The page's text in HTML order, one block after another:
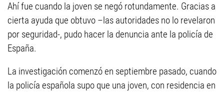
Ahí fue cuando la joven se negó rotundamente. Gracias a
cierta ayuda que obtuvo –las autoridades no lo revelaron
por seguridad-, pudo hacer la denuncia ante la policía de
España.
La investigación comenzó en septiembre pasado, cuando
la policía española supo que una joven, con residencia en